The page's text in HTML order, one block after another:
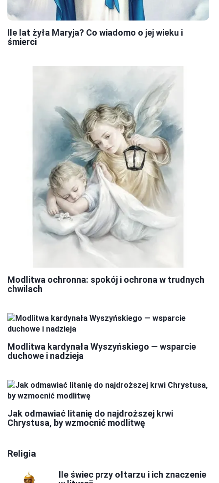
Ile lat żyła Maryja? Co wiadomo o jej wieku i
śmierci
Modlitwa ochronna: spokój i ochrona w trudnych
chwilach
Modlitwa kardynała Wyszyńskiego — wsparcie
duchowe i nadzieja
Jak odmawiać litanię do najdroższej krwi
Chrystusa, by wzmocnić modlitwę
Religia
Ile świec przy ołtarzu i ich znaczenie